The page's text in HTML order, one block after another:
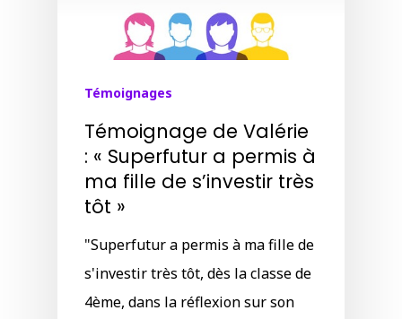
Témoignages
Témoignage de Valérie
: « Superfutur a permis à
ma fille de s’investir très
tôt »
"Superfutur a permis à ma fille de
s'investir très tôt, dès la classe de
4ème, dans la réflexion sur son